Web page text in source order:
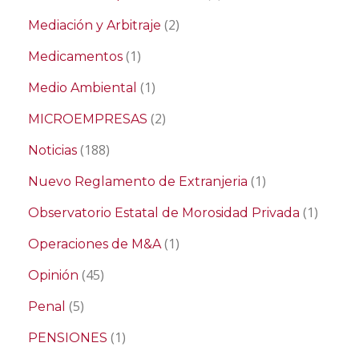
Mediación y Arbitraje (2)
Medicamentos (1)
Medio Ambiental (1)
MICROEMPRESAS (2)
Noticias (188)
Nuevo Reglamento de Extranjeria (1)
Observatorio Estatal de Morosidad Privada (1)
Operaciones de M&A(1)
Opinión (45)
Penal (5)
PENSIONES (1)